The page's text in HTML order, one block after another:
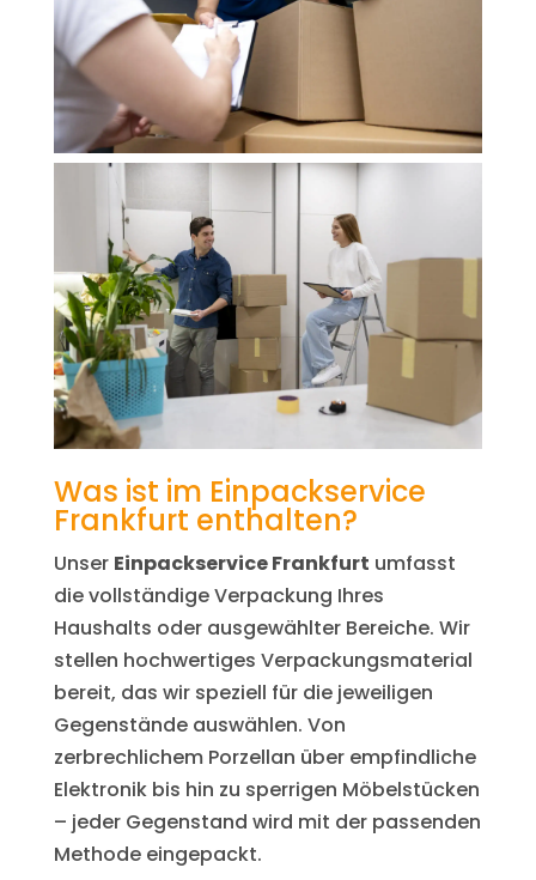
Was ist im Einpackservice
Frankfurt enthalten?
Unser Einpackservice Frankfurt umfasst
die vollständige Verpackung Ihres
Haushalts oder ausgewählter Bereiche. Wir
stellen hochwertiges Verpackungsmaterial
bereit, das wir speziell für die jeweiligen
Gegenstände auswählen. Von
zerbrechlichem Porzellan über empfindliche
Elektronik bis hin zu sperrigen Möbelstücken
– jeder Gegenstand wird mit der passenden
Methode eingepackt.